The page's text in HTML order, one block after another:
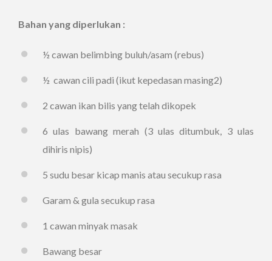
Bahan yang diperlukan :
½ cawan belimbing buluh/asam (rebus)
½ cawan cili padi (ikut kepedasan masing2)
2 cawan ikan bilis yang telah dikopek
6 ulas bawang merah (3 ulas ditumbuk, 3 ulas
dihiris nipis)
5 sudu besar kicap manis atau secukup rasa
Garam & gula secukup rasa
1 cawan minyak masak
Bawang besar